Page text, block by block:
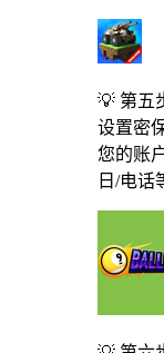
💡 第五
设置密
您的账
日/电话